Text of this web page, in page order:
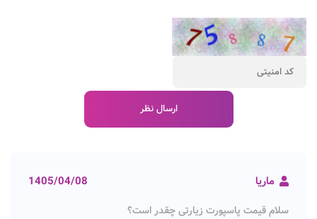
ماریا 1405/04/08
سلام قیمت پاسپورت زیارتی چقدر است؟